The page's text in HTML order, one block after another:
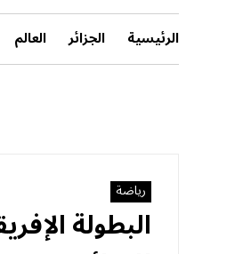
الرئيسية الجزائر العالم
رياضة
البطولة